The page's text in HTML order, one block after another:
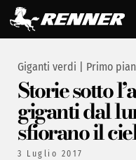
Giganti verdi Primo
Storie sotto
giganti dal
sfiorano il
3 Luglio 2017